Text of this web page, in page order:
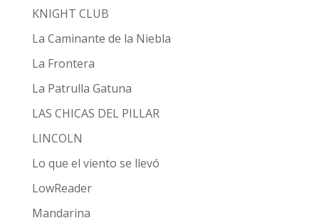
KNIGHT CLUB
La Caminante de la Niebla
La Frontera
La Patrulla Gatuna
LAS CHICAS DEL PILLAR
LINCOLN
Lo que el viento se llevó
LowReader
Mandarina